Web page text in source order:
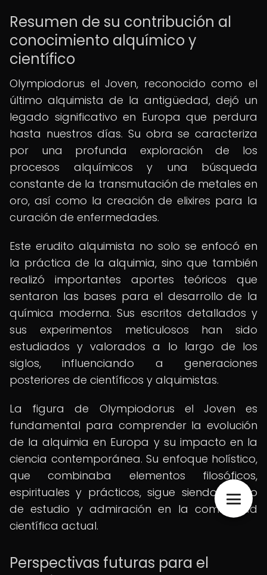
Resumen de su contribución al
conocimiento alquímico y
científico
Olympiodorus el Joven, reconocido como el
último alquimista de la antigüedad, dejó un
legado significativo en Europa que perdura
hasta nuestros días. Su obra se caracteriza
por una profunda exploración de los
procesos alquímicos y una búsqueda
constante de la transmutación de metales en
oro, así como la creación de elixires para la
curación de enfermedades.
Este erudito alquimista no solo se enfocó en
la práctica de la alquimia, sino que también
realizó importantes aportes teóricos que
sentaron las bases para el desarrollo de la
química moderna. Sus escritos detallados y
sus experimentos meticulosos han sido
estudiados y valorados a lo largo de los
siglos, influenciando a generaciones
posteriores de científicos y alquimistas.
La figura de Olympiodorus el Joven es
fundamental para comprender la evolución
de la alquimia en Europa y su impacto en la
ciencia contemporánea. Su enfoque holístico,
que combinaba elementos filosóficos,
espirituales y prácticos, sigue siendo objeto
de estudio y admiración en la comunidad
científica actual.
Perspectivas futuras para el